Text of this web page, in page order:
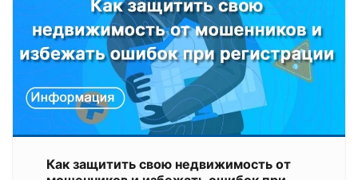
Как защитить свою недвижимость от